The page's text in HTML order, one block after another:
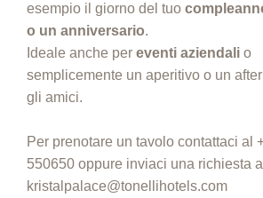
esempio il giorno del tuo
o un anniversario.
Ideale anche per eventi aziendali o
semplicemente un aperitivo o un
gli amici.
Per prenotare un tavolo contattaci al
550650 oppure inviaci una richiesta a
kristalpalace@tonellihotels.com